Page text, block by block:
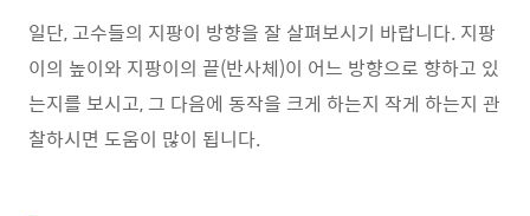
일단, 고수들의 지팡이 방향을 잘 살펴보시기 바랍니다. 지팡
이의 높이와 지팡이의 끝(반사체)이 어느 방향으로 향하고 있
는지를 보시고, 그 다음에 동작을 크게 하는지 작게 하는지 관
찰하시면 도움이 많이 됩니다.